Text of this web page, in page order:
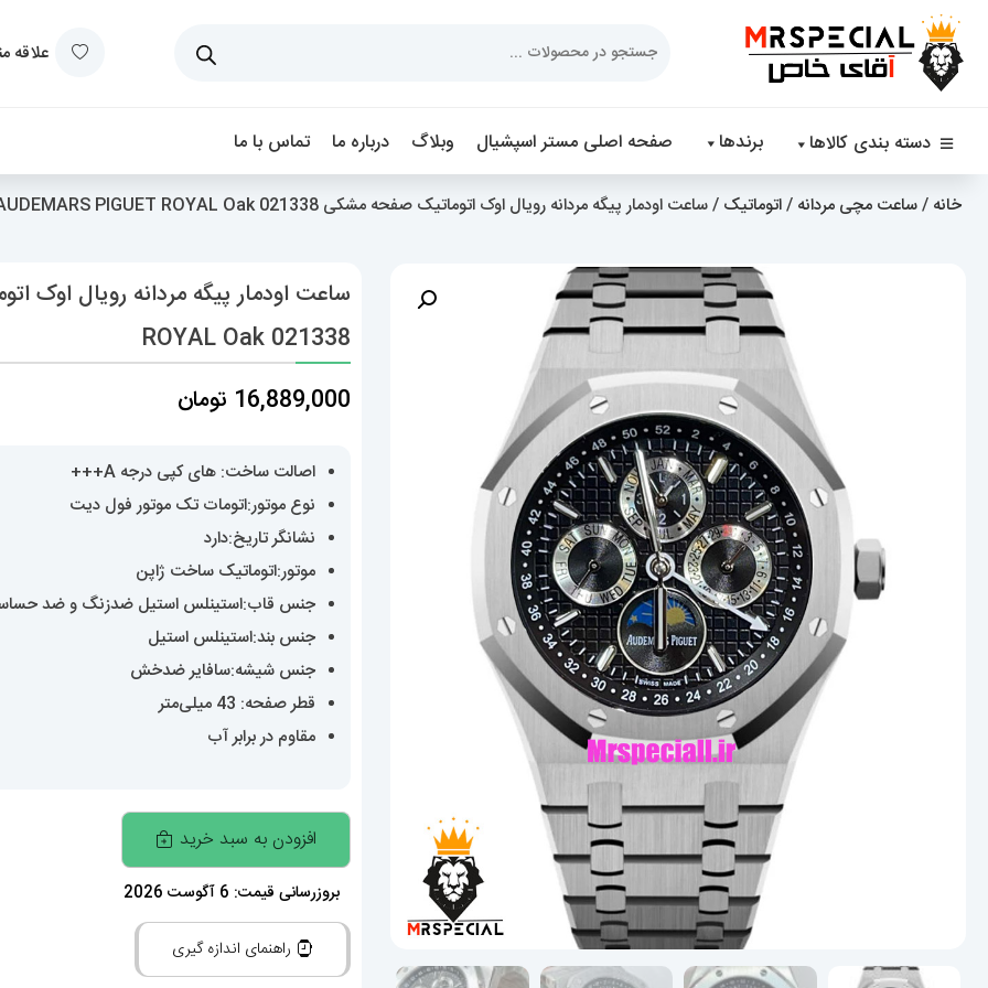
علاقه
دسته بندی کالاها برندها صفحه اصلی مستر اسپشیال وبلاگ درباره ما تماس با ما
خانه /ساعت مچی مردانه /اتوماتیک / ساعت اودمار پیگه مردانه رویال اوک اتوماتیک صفحه مشکی AUDEMARS PIGUET ROYAL Oak 021338
ROYAL Oak 021338
16,889,000 تومان
اصالت ساخت: های کپی درجه A+++
نوع موتور:اتومات تک موتور فول دیت
نشانگر تاریخ:دارد
موتور:اتوماتیک ساخت ژاپن
جنس قاب:استینلس استیل ضدزنگ و ضد
جنس بند:استینلس استیل
جنس شیشه:سافایر ضدخش
قطر صفحه: 43 میلی‌متر
مقاوم در برابر آب
ساعت
اودمار
پیگه
مردانه
افزودن به سبد خرید
بروزرسانی قیمت: 6 آگوست 2026
راهنمای اندازه گیری